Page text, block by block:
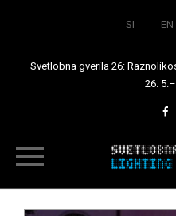
SI EN
Svetlobna gverila 26:
26.